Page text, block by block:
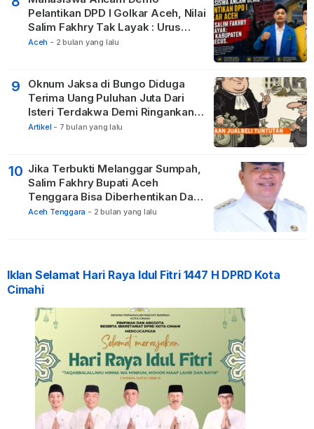
Pelantikan DPD I Golkar Aceh, Nilai
Salim Fakhry Tak Layak : Urus
Kabupaten Tak Becus.
Aceh - 2 bulan yang lalu
9
Oknum Jaksa di Bungo Diduga
Terima Uang Puluhan Juta Dari
Isteri Terdakwa Demi Ringankan
Hukuman
Artikel - 7 bulan yang lalu
10 Jika Terbukti Melanggar Sumpah,
Salim Fakhry Bupati Aceh
Tenggara Bisa Diberhentikan Dari
Jabatannya
Aceh Tenggara - 2 bulan yang lalu
Iklan Selamat Hari Raya Idul Fitri 1447 H DPRD Kota
Cimahi